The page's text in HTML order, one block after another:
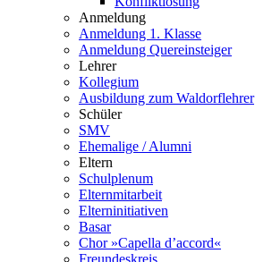
Anmeldung
Anmeldung 1. Klasse
Anmeldung Quereinsteiger
Lehrer
Kollegium
Ausbildung zum Waldorflehrer
Schüler
SMV
Ehemalige / Alumni
Eltern
Schulplenum
Elternmitarbeit
Elterninitiativen
Basar
Chor »Capella d’accord«
Freundeskreis